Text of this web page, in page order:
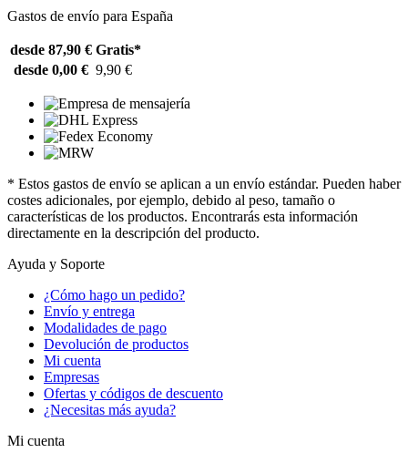
Gastos de envío para España
desde 87,90 € Gratis*
desde 0,00 € 9,90 €
* Estos gastos de envío se aplican a un envío estándar. Pueden haber
costes adicionales, por ejemplo, debido al peso, tamaño o
características de los productos. Encontrarás esta información
directamente en la descripción del producto.
Ayuda y Soporte
¿Cómo hago un pedido?
Envío y entrega
Modalidades de pago
Devolución de productos
Mi cuenta
Empresas
Ofertas y códigos de descuento
¿Necesitas más ayuda?
Mi cuenta